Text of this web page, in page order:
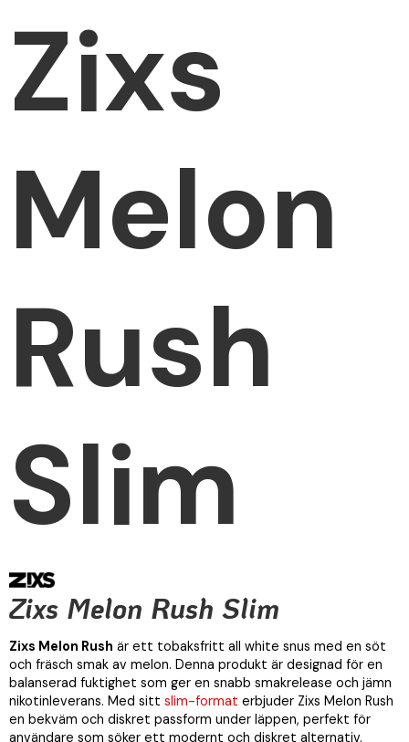
Zixs
Melon
Rush
Slim
Zixs Melon Rush Slim
Zixs Melon Rush är ett tobaksfritt all white snus med en söt
och fräsch smak av melon. Denna produkt är designad för en
balanserad fuktighet som ger en snabb smakrelease och jämn
nikotinleverans. Med sitt slim-format erbjuder Zixs Melon Rush
en bekväm och diskret passform under läppen, perfekt för
användare som söker ett modernt och diskret alternativ.